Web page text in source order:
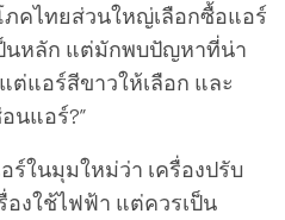
คไทยส่วนใหญ่เลือกซื้อแอร์
นหลัก แต่มักพบปัญหาที่น่า
ต่แอร์สีขาวให้เลือก และ
นแอร์?”
ในมุมใหม่ว่า เครื่องปรับ
องใช้ไฟฟ้า แต่ควรเป็น